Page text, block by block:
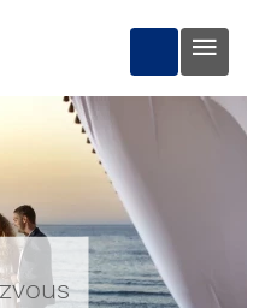
PRENOTA